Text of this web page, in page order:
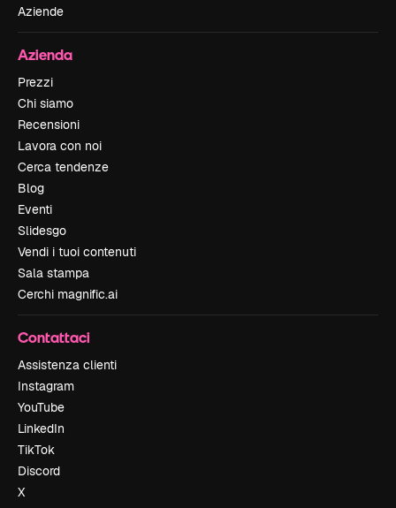
Aziende
Azienda
Prezzi
Chi siamo
Recensioni
Lavora con noi
Cerca tendenze
Blog
Eventi
Slidesgo
Vendi i tuoi contenuti
Sala stampa
Cerchi magnific.ai
Contattaci
Assistenza clienti
Instagram
YouTube
LinkedIn
TikTok
Discord
X